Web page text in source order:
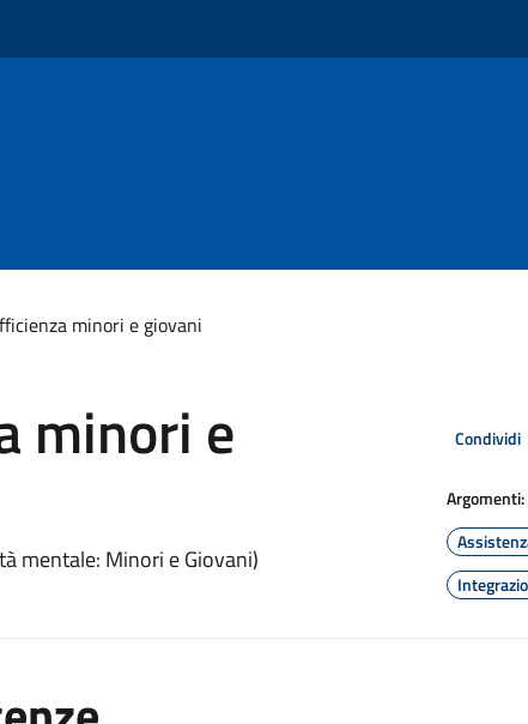
minori e giovani
minori e
mentale: Minori e Giovani)
Condividi
Argomenti: